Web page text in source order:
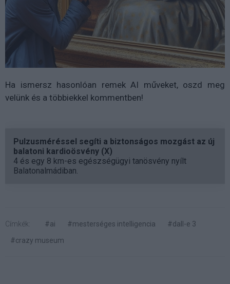
Ha ismersz hasonlóan remek AI műveket, oszd meg
velünk és a többiekkel kommentben!
Pulzusméréssel segíti a biztonságos mozgást az új
balatoni kardioösvény (X)
4 és egy 8 km-es egészségügyi tanösvény nyílt
Balatonalmádiban.
Címkék: #ai #mesterséges intelligencia
#dall-e 3
#crazy museum